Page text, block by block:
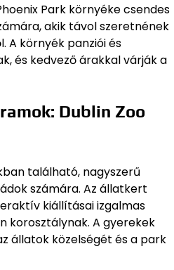
Park környéke csendes
akik távol szeretnének
A környék panziói és
és kedvező árakkal várják a
Dublin Zoo
található, nagyszerű
számára. Az állatkert
kiállításai izgalmas
korosztálynak. A gyerekek
állatok közelségét és a park